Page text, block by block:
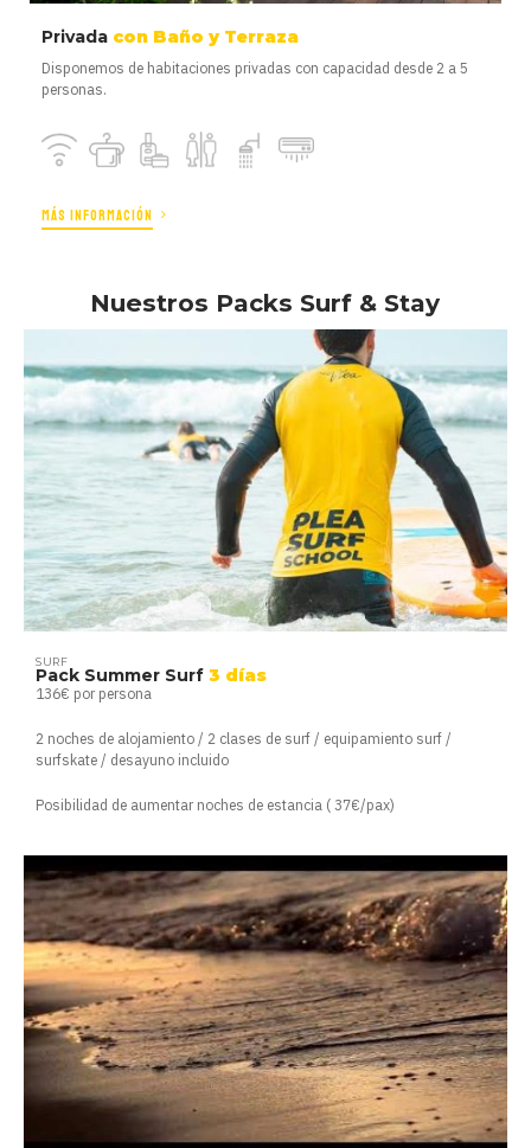
Privada con Baño y Terraza
Disponemos de habitaciones privadas con capacidad desde 2 a 5
personas.
MÁS INFORMACIÓN
Nuestros Packs Surf & Stay
SURF
Pack Summer Surf 3 días
136€ por persona
2 noches de alojamiento / 2 clases de surf / equipamiento surf /
surfskate / desayuno incluido
Posibilidad de aumentar noches de estancia ( 37€/pax)